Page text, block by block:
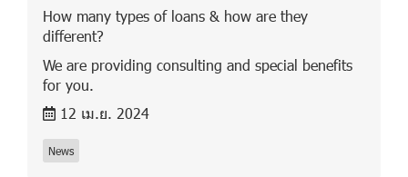
How many types of loans & how are they
different?
We are providing consulting and special benefits
for you.
12 เม.ย. 2024
News